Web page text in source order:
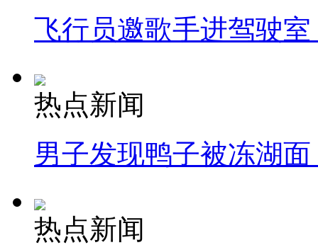
飞行员邀歌手进驾驶
热点新闻
男子发现鸭子被冻湖
热点新闻